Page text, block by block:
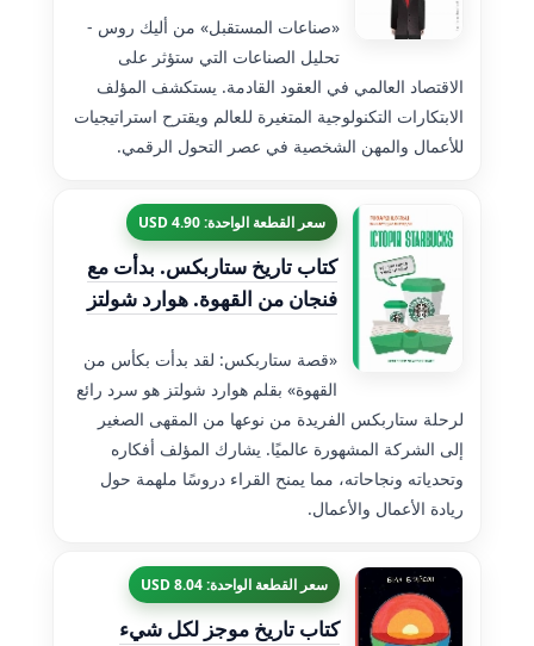
«صناعات المستقبل» من أليك روس -
تحليل الصناعات التي ستؤثر على
الاقتصاد العالمي في العقود القادمة. يستكشف المؤلف
الابتكارات التكنولوجية المتغيرة للعالم ويقترح استراتيجيات
للأعمال والمهن الشخصية في عصر التحول الرقمي.
سعر القطعة الواحدة: 4.90 USD
كتاب تاريخ ستاربكس. بدأت مع
فنجان من القهوة. هوارد شولتز
«قصة ستاربكس: لقد بدأت بكأس من
القهوة» بقلم هوارد شولتز هو سرد رائع
لرحلة ستاربكس الفريدة من نوعها من المقهى الصغير
إلى الشركة المشهورة عالميًا. يشارك المؤلف أفكاره
وتحدياته ونجاحاته، مما يمنح القراء دروسًا ملهمة حول
ريادة الأعمال والأعمال.
سعر القطعة الواحدة: 8.04 USD
كتاب تاريخ موجز لكل شيء